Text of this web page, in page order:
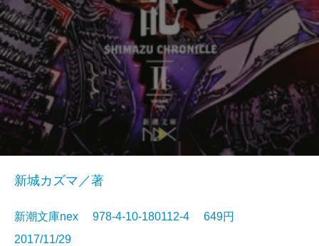
新城カズマ／著
新潮文庫nex 978-4-10-180112-4 649円
2017/11/29